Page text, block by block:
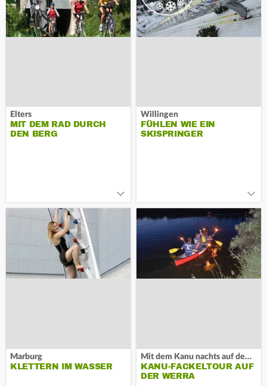
Elters
MIT DEM RAD DURCH
DEN BERG
Willingen
FÜHLEN WIE EIN
SKISPRINGER
Marburg
KLETTERN IM WASSER
Mit dem Kanu nachts auf dem Fluss
KANU-FACKELTOUR AUF
DER WERRA